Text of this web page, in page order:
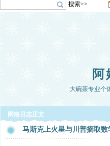
搜索>>
阿
大碗茶专业个
网络日志正文
马斯克上火星与川普摘取数